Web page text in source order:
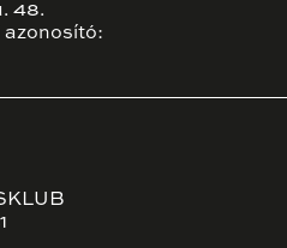
48.
azonosító: